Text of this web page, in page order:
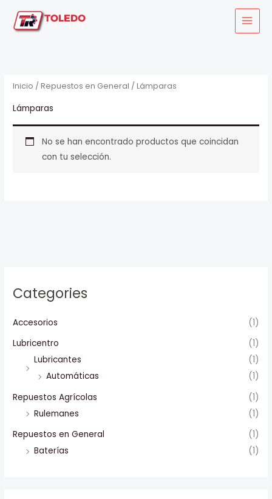
Categories
Accesorios
(1)
Lubricentro
(1)
Lubricantes
(1)
Automáticas
(1)
Repuestos Agrícolas
(1)
Rulemanes
(1)
Repuestos en General
(1)
Baterías
(1)
Inicio /Repuestos en General / Lámparas
Lámparas
No se han encontrado productos que coincidan
con tu selección.